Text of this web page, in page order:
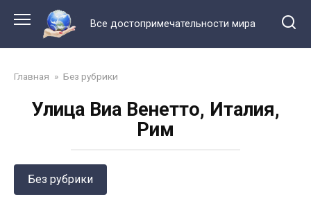
контенту
Все достопримечательности мира
Главная » Без рубрики
Улица Виа Венетто, Италия,
Рим
Без рубрики